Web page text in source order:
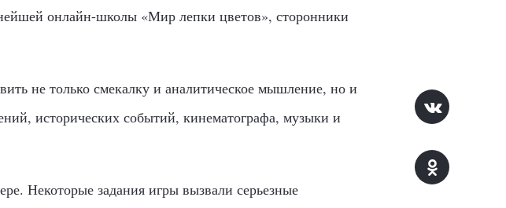
онлайн-школы «Мир лепки цветов», сторонники
не только смекалку и аналитическое мышление, но и
исторических событий, кинематографа, музыки и
Некоторые задания игры вызвали серьезные